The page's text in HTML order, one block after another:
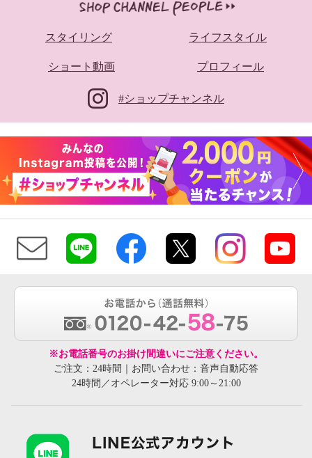
スタイリング ライフスタイル
ショート動画 プロフィール
#ショップチャンネル
※お電話番号のお掛け間違いにご注意ください。
ご注文：24時間｜お問い合わせ：音声自動応答
24時間／オペレーター対応 9:00～21:00